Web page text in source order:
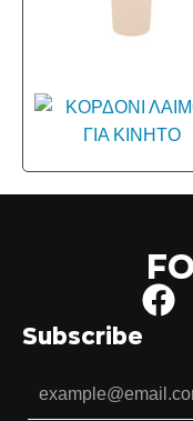
Subscribe